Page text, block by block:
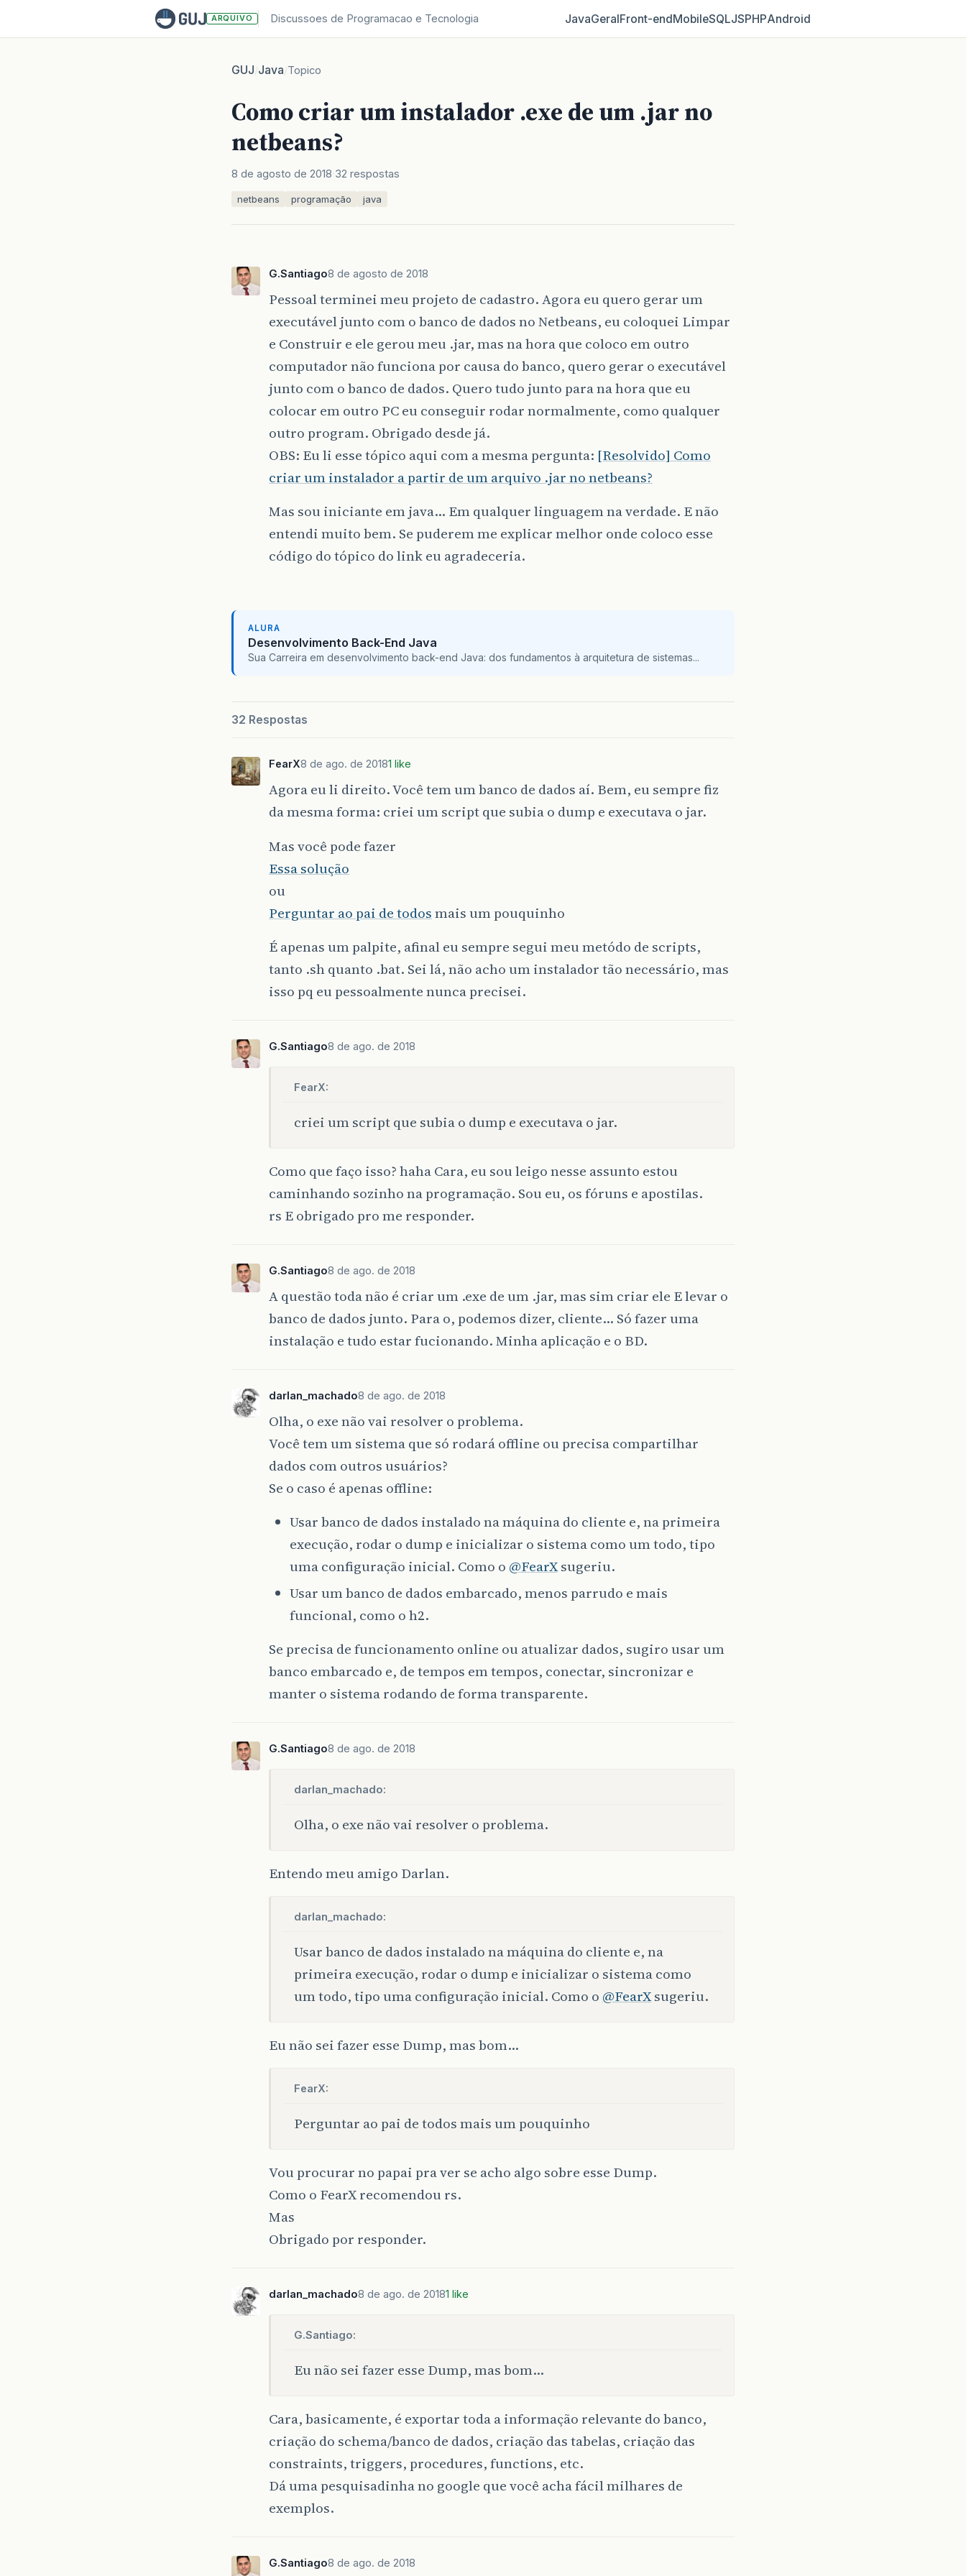
ARQUIVO Discussoes de Programacao e Tecnologia JavaGeralFront‑endMobileSQLJSPHPAndroid
GUJ/Java/Topico
Como criar um instalador .exe de um .jar no
netbeans?
8 de agosto de 2018 32 respostas
netbeans programação java
G.Santiago8 de agosto de 2018
Pessoal terminei meu projeto de cadastro. Agora eu quero gerar um
executável junto com o banco de dados no Netbeans, eu coloquei Limpar
e Construir e ele gerou meu .jar, mas na hora que coloco em outro
computador não funciona por causa do banco, quero gerar o executável
junto com o banco de dados. Quero tudo junto para na hora que eu
colocar em outro PC eu conseguir rodar normalmente, como qualquer
outro program. Obrigado desde já.
OBS: Eu li esse tópico aqui com a mesma pergunta: [Resolvido] Como
criar um instalador a partir de um arquivo .jar no netbeans?
Mas sou iniciante em java… Em qualquer linguagem na verdade. E não
entendi muito bem. Se puderem me explicar melhor onde coloco esse
código do tópico do link eu agradeceria.
ALURA
Desenvolvimento Back-End Java
Sua Carreira em desenvolvimento back-end Java: dos fundamentos à arquitetura de sistemas...
32 Respostas
FearX8 de ago. de 20181 like
Agora eu li direito. Você tem um banco de dados aí. Bem, eu sempre fiz
da mesma forma: criei um script que subia o dump e executava o jar.
Mas você pode fazer
Essa solução
ou
Perguntar ao pai de todosmais um pouquinho
É apenas um palpite, afinal eu sempre segui meu metódo de scripts,
tanto .sh quanto .bat. Sei lá, não acho um instalador tão necessário, mas
isso pq eu pessoalmente nunca precisei.
G.Santiago8 de ago. de 2018
FearX:
criei um script que subia o dump e executava o jar.
Como que faço isso? haha Cara, eu sou leigo nesse assunto estou
caminhando sozinho na programação. Sou eu, os fóruns e apostilas.
rs E obrigado pro me responder.
G.Santiago8 de ago. de 2018
A questão toda não é criar um .exe de um .jar, mas sim criar ele E levar o
banco de dados junto. Para o, podemos dizer, cliente… Só fazer uma
instalação e tudo estar fucionando. Minha aplicação e o BD.
darlan_machado8 de ago. de 2018
Olha, o exe não vai resolver o problema.
Você tem um sistema que só rodará offline ou precisa compartilhar
dados com outros usuários?
Se o caso é apenas offline:
Usar banco de dados instalado na máquina do cliente e, na primeira
execução, rodar o dump e inicializar o sistema como um todo, tipo
uma configuração inicial. Como o @FearXsugeriu.
Usar um banco de dados embarcado, menos parrudo e mais
funcional, como o h2.
Se precisa de funcionamento online ou atualizar dados, sugiro usar um
banco embarcado e, de tempos em tempos, conectar, sincronizar e
manter o sistema rodando de forma transparente.
G.Santiago8 de ago. de 2018
darlan_machado:
Olha, o exe não vai resolver o problema.
Entendo meu amigo Darlan.
darlan_machado:
Usar banco de dados instalado na máquina do cliente e, na
primeira execução, rodar o dump e inicializar o sistema como
um todo, tipo uma configuração inicial. Como o @FearXsugeriu.
Eu não sei fazer esse Dump, mas bom…
FearX:
Perguntar ao pai de todos mais um pouquinho
Vou procurar no papai pra ver se acho algo sobre esse Dump.
Como o FearX recomendou rs.
Mas
Obrigado por responder.
darlan_machado8 de ago. de 20181 like
G.Santiago:
Eu não sei fazer esse Dump, mas bom…
Cara, basicamente, é exportar toda a informação relevante do banco,
criação do schema/banco de dados, criação das tabelas, criação das
constraints, triggers, procedures, functions, etc.
Dá uma pesquisadinha no google que você acha fácil milhares de
exemplos.
G.Santiago8 de ago. de 2018